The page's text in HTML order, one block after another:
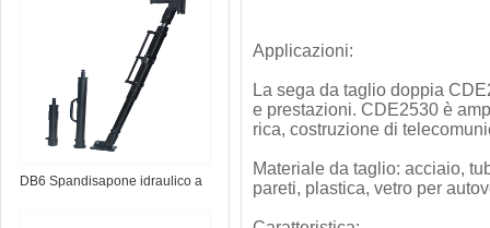
DB6 Spandisapone idraulico a
Applicazioni:
La sega da taglio doppia
e prestazioni. CDE2530 è
rica, costruzione di
Materiale da taglio: acciaio,
pareti, plastica, vetro per